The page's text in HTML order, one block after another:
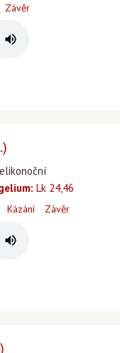
Závěr
Lk 24,46
Kázání Závěr